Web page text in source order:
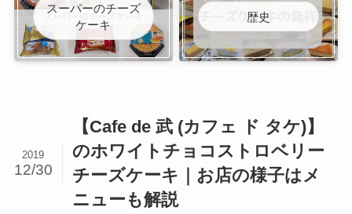
スーパーのチーズ
ケーキ
歴史
【Cafe de 武 (カフェ ド タケ)】
のホワイトチョコストロベリー
チーズケーキ｜お店の様子はメ
ニューも解説
2019
12/30